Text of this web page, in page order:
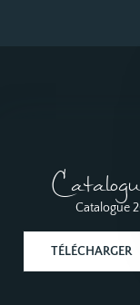
Catalogue
TÉLÉCHARGER